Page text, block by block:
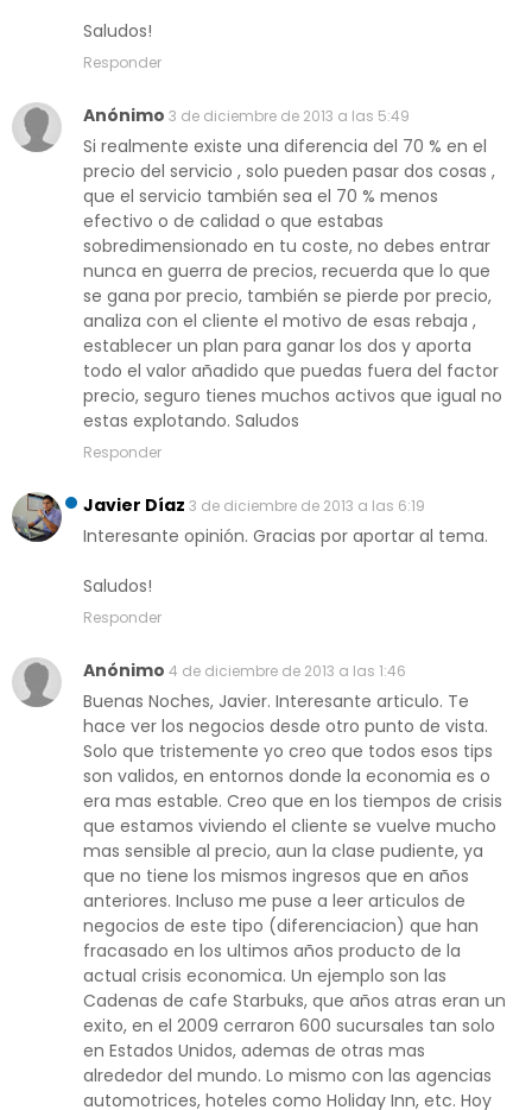
Saludos!
Responder
Anónimo 3 de diciembre de 2013 a las 5:49
Si realmente existe una diferencia del 70 % en el
precio del servicio , solo pueden pasar dos cosas ,
que el servicio también sea el 70 % menos
efectivo o de calidad o que estabas
sobredimensionado en tu coste, no debes entrar
nunca en guerra de precios, recuerda que lo que
se gana por precio, también se pierde por precio,
analiza con el cliente el motivo de esas rebaja ,
establecer un plan para ganar los dos y aporta
todo el valor añadido que puedas fuera del factor
precio, seguro tienes muchos activos que igual no
estas explotando. Saludos
Responder
Javier Díaz 3 de diciembre de 2013 a las 6:19
Interesante opinión. Gracias por aportar al tema.
Saludos!
Responder
Anónimo 4 de diciembre de 2013 a las 1:46
Buenas Noches, Javier. Interesante articulo. Te
hace ver los negocios desde otro punto de vista.
Solo que tristemente yo creo que todos esos tips
son validos, en entornos donde la economia es o
era mas estable. Creo que en los tiempos de crisis
que estamos viviendo el cliente se vuelve mucho
mas sensible al precio, aun la clase pudiente, ya
que no tiene los mismos ingresos que en años
anteriores. Incluso me puse a leer articulos de
negocios de este tipo (diferenciacion) que han
fracasado en los ultimos años producto de la
actual crisis economica. Un ejemplo son las
Cadenas de cafe Starbuks, que años atras eran un
exito, en el 2009 cerraron 600 sucursales tan solo
en Estados Unidos, ademas de otras mas
alrededor del mundo. Lo mismo con las agencias
automotrices, hoteles como Holiday Inn, etc. Hoy